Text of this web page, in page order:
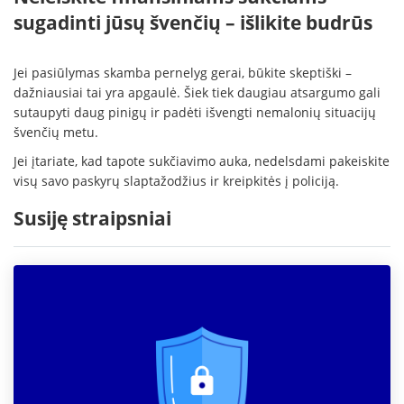
sugadinti jūsų švenčių – išlikite budrūs
Jei pasiūlymas skamba pernelyg gerai, būkite skeptiški –
dažniausiai tai yra apgaulė. Šiek tiek daugiau atsargumo gali
sutaupyti daug pinigų ir padėti išvengti nemalonių situacijų
švenčių metu.
Jei įtariate, kad tapote sukčiavimo auka, nedelsdami pakeiskite
visų savo paskyrų slaptažodžius ir kreipkitės į policiją.
Susiję straipsniai